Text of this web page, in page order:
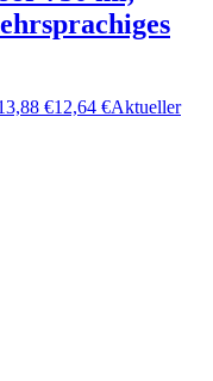
€12,64 €Aktueller